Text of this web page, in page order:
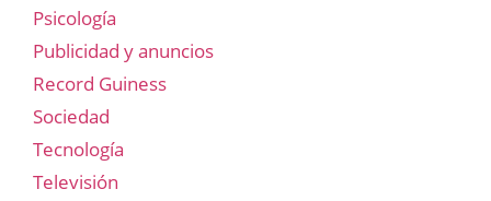
Psicología
Publicidad y anuncios
Record Guiness
Sociedad
Tecnología
Televisión